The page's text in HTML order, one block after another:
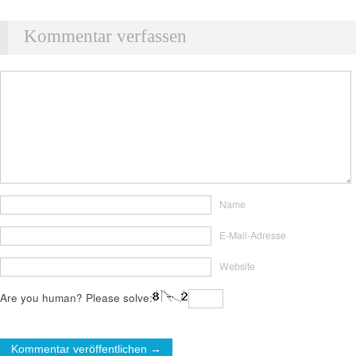
Kommentar verfassen
Name
E-Mail-Adresse
Website
Are you human? Please solve: